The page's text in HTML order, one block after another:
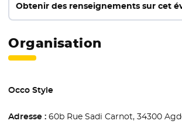
Obtenir des renseignements sur cet
Organisation
Occo Style
Adresse : 60b Rue Sadi Carnot, 34300